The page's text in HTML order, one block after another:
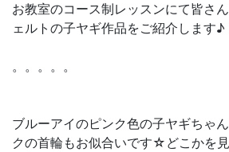
お教室のコース制レッスンにて皆さ
ェルトの子ヤギ作品をご紹介します♪
。。。。。
ブルーアイのピンク色の子ヤギちゃ
クの首輪もお似合いです☆どこかを